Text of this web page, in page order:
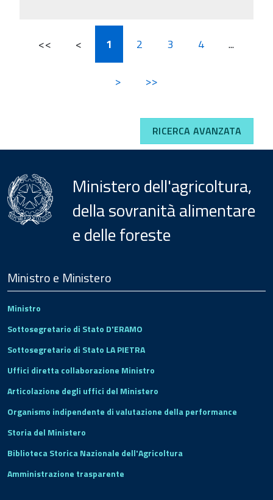
<< < 1 2 3 4 ...
> >>
RICERCA AVANZATA
Ministero dell'agricoltura,
della sovranità alimentare
e delle foreste
Footer
Ministro e Ministero
Ministro
Sottosegretario di Stato D'ERAMO
Sottosegretario di Stato LA PIETRA
Uffici diretta collaborazione Ministro
Articolazione degli uffici del Ministero
Organismo indipendente di valutazione della performance
Storia del Ministero
Biblioteca Storica Nazionale dell'Agricoltura
Amministrazione trasparente